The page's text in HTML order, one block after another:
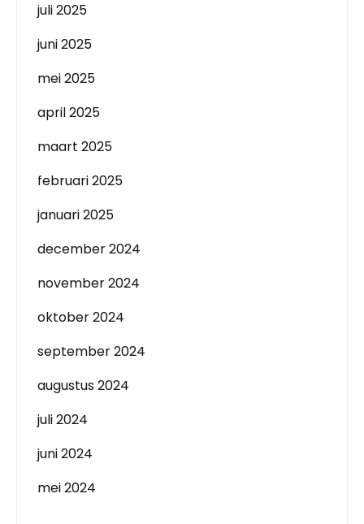
juli 2025
juni 2025
mei 2025
april 2025
maart 2025
februari 2025
januari 2025
december 2024
november 2024
oktober 2024
september 2024
augustus 2024
juli 2024
juni 2024
mei 2024